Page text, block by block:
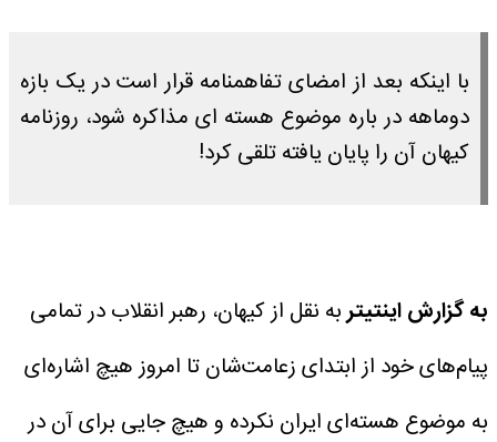
با اینکه بعد از امضای تفاهمنامه قرار است در یک بازه
دوماهه در باره موضوع هسته ای مذاکره شود، روزنامه
کیهان آن را پایان یافته تلقی کرد!
به گزارش اینتیتربه نقل از کیهان، رهبر انقلاب در تمامی
پیام‌های خود از ابتدای زعامت‌شان تا امروز هیچ اشاره‌ای
به موضوع هسته‌ای ایران نکرده و هیچ جایی برای آن در